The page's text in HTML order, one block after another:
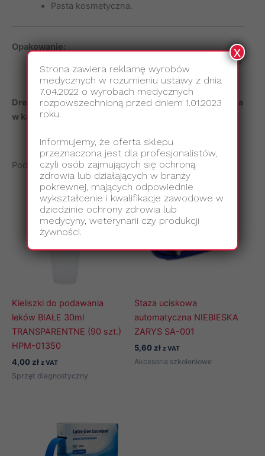
Pasta kosmetyczna.
Opakowanie:
100 sterylnie zapakowanych sztuk w praktycznym
zestawie (100 x 1 szt.).
Drewniane szpatułki – niezawodność, higiena i precyzja
w każdym zabiegu kosmetycznym.
Podobne produkty
Kieliszki do podawania
leków BIAŁE 30ml
TRANSPARENTNE (90 szt.)
HPM-01350
4,00 zł z VAT
Sprzęt diagnostyczny
Staza uciskowa
automatyczna NIEBIESKA
ZARYS SA-001
5,60 zł z VAT
Akcesoria szkoleniowe
Strona zawiera reklamę wyrobów
medycznych w rozumieniu ustawy z dnia
7.04.2022 o wyrobach medycznych
rozpowszechnioną przed dniem 1.01.2023
roku.
Informujemy, że oferta sklepu
przeznaczona jest dla profesjonalistów,
czyli osób zajmujących się ochroną
zdrowia lub działających w branży
pokrewnej, mających odpowiednie
wykształcenie i kwalifikacje zawodowe w
dziedzinie ochrony zdrowia lub
medycyny, weterynarii czy produkcji
żywności.
x